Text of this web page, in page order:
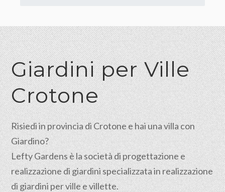
Giardini per Ville
Crotone
Risiedi in provincia di Crotone e hai una villa con
Giardino?
Lefty Gardens è la società di progettazione e
realizzazione di giardini specializzata in realizzazione
di giardini per ville e villette.